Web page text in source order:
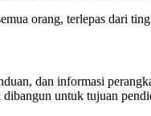
orang, terlepas dari
dan informasi
untuk tujuan